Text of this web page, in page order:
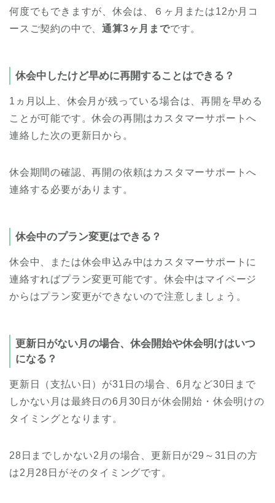
何度でもできますが、休会は、６ヶ月または12か月コ
ースご契約の中で、通算3ヶ月までです。
休会中したけど早めに再開することはできる？
1ヵ月以上、休会月が残っている場合は、再開を早める
ことが可能です。休会の再開はカスタマーサポートへ
連絡した次の更新日から。
休会期間の確認、再開の依頼はカスタマーサポートへ
連絡する必要があります。
休会中のプラン変更はできる？
休会中、または休会申込み中はカスタマーサポートに
連絡すればプラン変更可能です。休会中はマイページ
からはプラン変更ができないので注意しましょう。
更新日がない月の場合、休会開始や休会明けはいつ
になる？
更新日（支払い日）が31日の場合、6月など30日まで
しかない月は最終日の6月30日が休会開始・休会明けの
タイミングとなります。
28日までしかない2月の場合、更新日が29～31日の方
は2月28日がそのタイミングです。